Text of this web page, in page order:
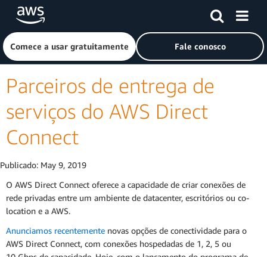
Pular para o conteúdo principal
Clique aqui para voltar à página inicial da Amazon Web
Comece a usar gratuitamente Fale conosco
Parceiros de entrega de
serviços do AWS Direct
Connect
Publicado: May 9, 2019
O AWS Direct Connect oferece a capacidade de criar conexões de
rede privadas entre um ambiente de datacenter, escritórios ou co-
location e a AWS.
Anunciamos recentemente novas opções de conectividade para o
AWS Direct Connect, com conexões hospedadas de 1, 2, 5 ou